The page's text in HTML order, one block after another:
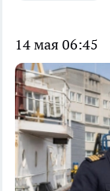
14 мая 06:45